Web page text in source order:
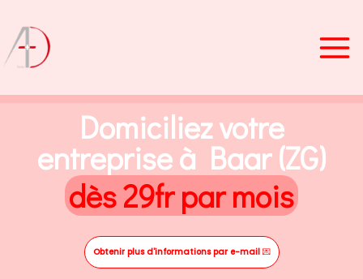
contenu
Domiciliez votre
entreprise à Baar (ZG)
dès 29fr par mois
Obtenir plus d'informations par e-mail 💌